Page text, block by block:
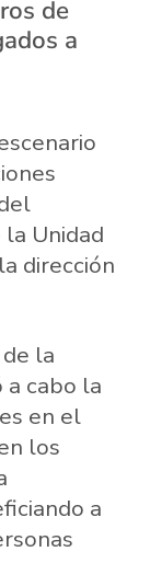
de
a
Unidad
dirección
la
cabo la
en el
los
a